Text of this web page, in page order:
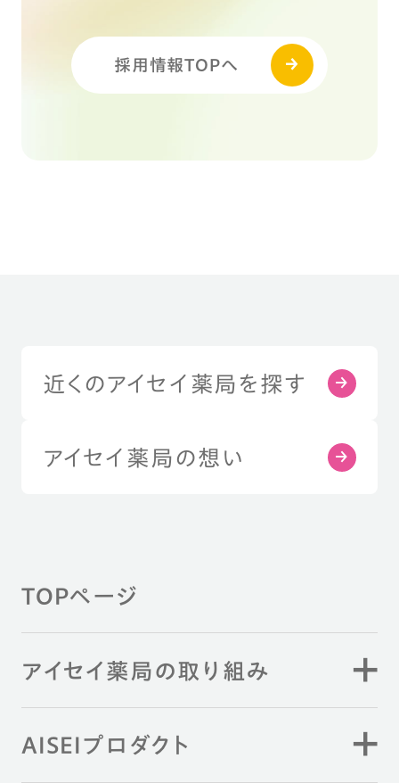
採用情報TOPへ
近くのアイセイ薬局を探す
アイセイ薬局の想い
TOPページ
アイセイ薬局の取り組み
AISEIプロダクト